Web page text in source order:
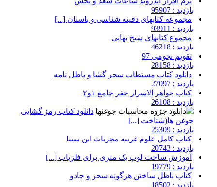
بازدید : 95907
مجموعه کتابهای دفینه شناسی و باستان [...]
بازدید : 93911
مجموع کتابهای شیخ بهایی
بازدید : 46218
تقویم نجومی 97
بازدید : 28158
دانلود کتاب مستطاب سحر گشا و باطل نامه
بازدید : 27097
کتاب جواهر الاسرار جفر جامع ۱و۲
بازدید : 26108
دانلود کتاب رمز گشایی
جوغن ها(شناخت [...]
بازدید : 25309
کتاب کامل علوم غریبه مجربات ابن سینا
بازدید : 20743
آموزش ساخت لوپ یک متری برای فلزیاب [...]
بازدید : 19779
کتاب باطل ساختن هرگونه سحر و جادو
بازدید : 18502